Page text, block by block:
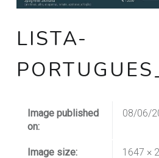
LISTA-
Image published
on:
08/06/
Image size: 1647 ×